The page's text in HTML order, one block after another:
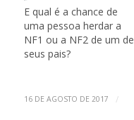
E qual é a chance de
uma pessoa herdar a
NF1 ou a NF2 de um de
seus pais?
16 DE AGOSTO DE 2017 /